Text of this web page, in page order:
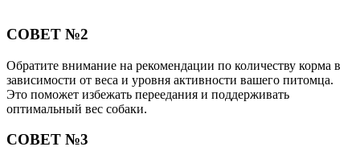
СОВЕТ №2
Обратите внимание на рекомендации по количеству корма в
зависимости от веса и уровня активности вашего питомца.
Это поможет избежать переедания и поддерживать
оптимальный вес собаки.
СОВЕТ №3